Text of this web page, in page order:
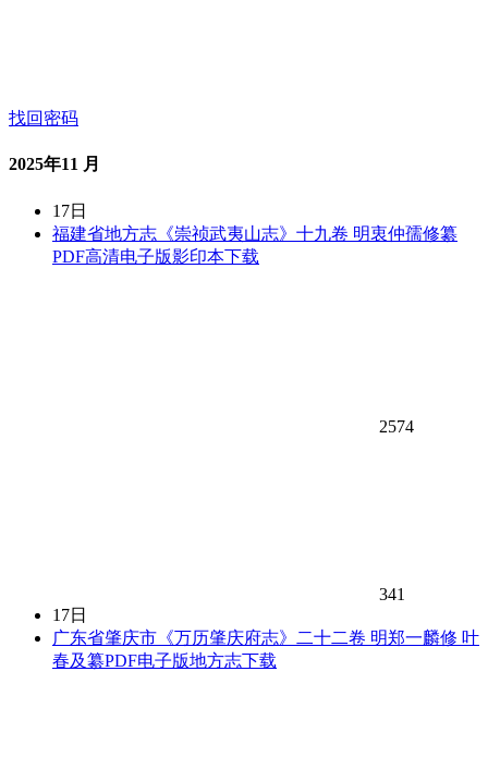
找回密码
2025年11 月
17日
福建省地方志《崇祯武夷山志》十九卷 明衷仲孺修纂
PDF高清电子版影印本下载
2574
341
17日
广东省肇庆市《万历肇庆府志》二十二卷 明郑一麟修 叶
春及纂PDF电子版地方志下载